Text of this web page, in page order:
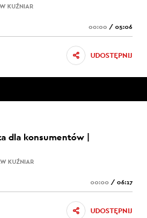
KUŹNIAR
00:00 / 05:06
UDOSTĘPNIJ
dla konsumentów |
KUŹNIAR
00:00 / 06:17
UDOSTĘPNIJ